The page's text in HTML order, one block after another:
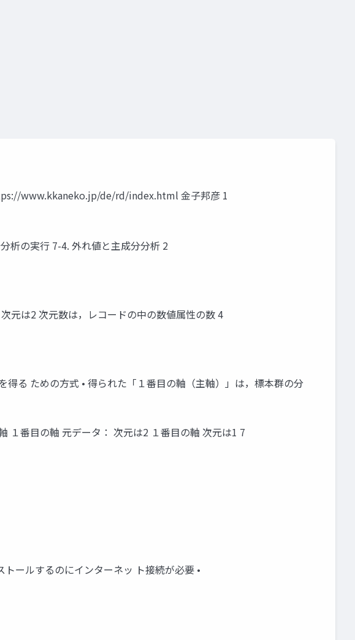
www.kkaneko.jp/de/rd/index.html 金子邦彦 1
析の実行 7-4. 外れ値と主成分分析 2
元は2 次元数は，レコードの中の数値属性の数 4
る ための方式 • 得られた「１番目の軸（主軸）」は，標本群の分
１番目の軸 元データ： 次元は2 １番目の軸 次元は1 7
ールするのにインターネッ ト接続が必要 •